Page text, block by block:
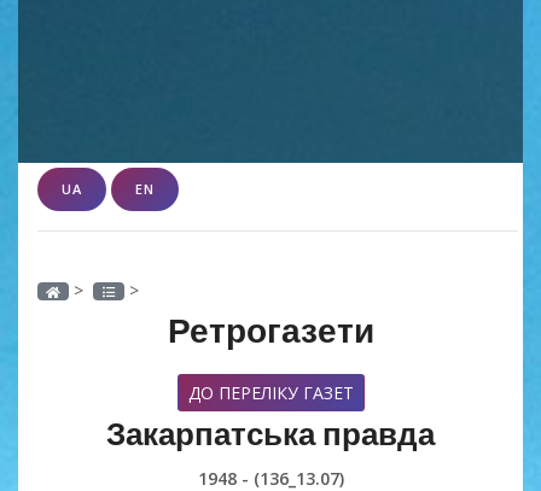
UA EN
> >
Ретрогазети
ДО ПЕРЕЛІКУ ГАЗЕТ
Закарпатська правда
1948 - (136_13.07)